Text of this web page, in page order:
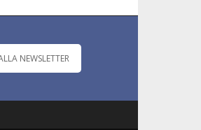
NEWSLETTER